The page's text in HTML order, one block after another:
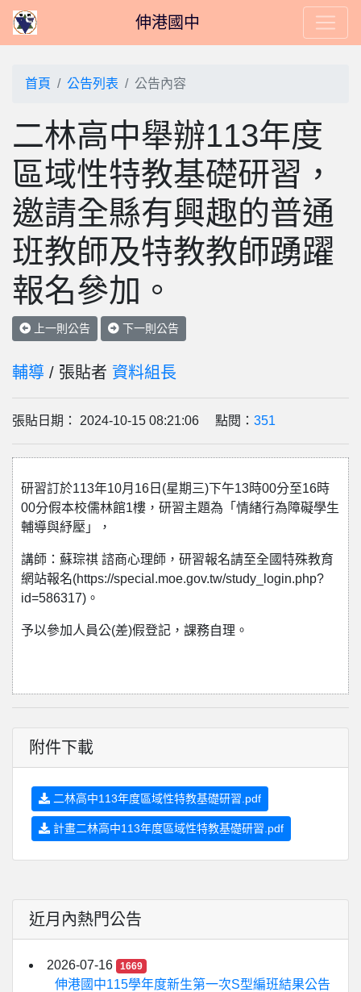
伸港國中
首頁 公告列表 公告內容
二林高中舉辦113年度
區域性特教基礎研習，
邀請全縣有興趣的普通
班教師及特教教師踴躍
報名參加。
上一則公告 下一則公告
輔導 / 張貼者 資料組長
張貼日期： 2024-10-15 08:21:06 點閱： 351
研習訂於113年10月16日(星期三)下午13時00分至16時
00分假本校儒林館1樓，研習主題為「情緒行為障礙學生
輔導與紓壓」，
講師：蘇琮祺 諮商心理師，研習報名請至全國特殊教育
網站報名(https://special.moe.gov.tw/study_login.php?
id=586317)。
予以參加人員公(差)假登記，課務自理。
附件下載
二林高中113年度區域性特教基礎研習.pdf
計畫二林高中113年度區域性特教基礎研習.pdf
近月內熱門公告
2026-07-16 1669
伸港國中115學年度新生第一次S型編班結果公告